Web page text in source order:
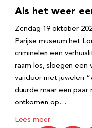
Als het weer
Zondag 19 oktober
Parijse museum het
criminelen een
raam los, sloegen een
vandoor met juwelen
duurde maar een paar
ontkomen op…
Lees meer